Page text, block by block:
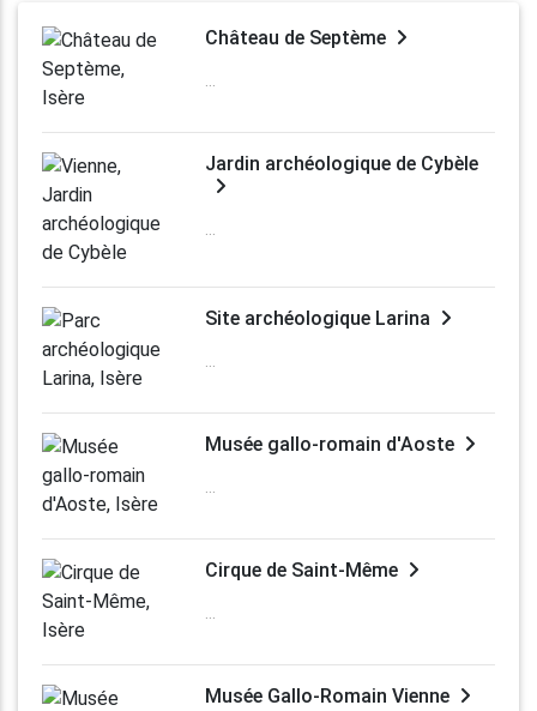
Château de Septème
...
Jardin archéologique de Cybèle
...
Site archéologique Larina
...
Musée gallo-romain d'Aoste
...
Cirque de Saint-Même
...
Musée Gallo-Romain Vienne